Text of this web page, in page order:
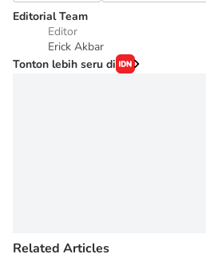
Editorial Team
Editor
Erick Akbar
Tonton lebih seru di
Related Articles